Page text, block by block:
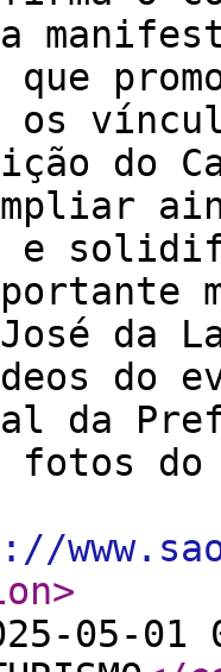
os
do
e
da
do
da
do
>
05-01